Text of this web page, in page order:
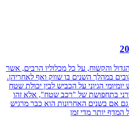
והקשוח, על כל מכלוליו הרבים, אשר
במהלך השנים בו שווק ואף לאחריהן.
הגיוני על הכביש לבין יכולת שטח
בתחפושת של "רכב שטח", אלא זהו
אם בשנים האחרונות הוא כבר מרגיש
יותר מדי זמן